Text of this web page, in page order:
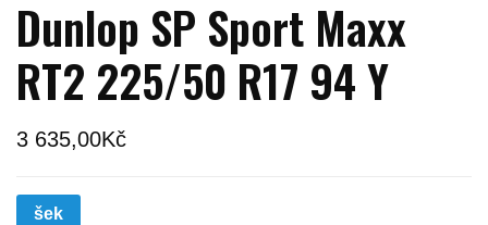
Dunlop SP Sport Maxx
RT2 225/50 R17 94 Y
3 635,00Kč
šek